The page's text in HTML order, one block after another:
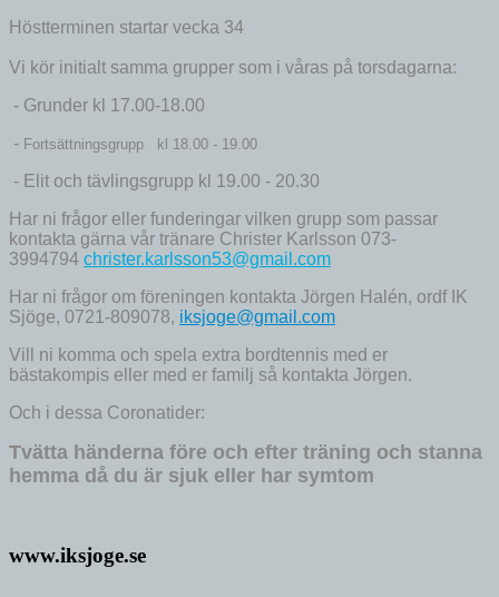
Höstterminen startar vecka 34
Vi kör initialt samma grupper som i våras på torsdagarna:
- Grunder kl 17.00-18.00
- Fortsättningsgrupp kl 18.00 - 19.00
- Elit och tävlingsgrupp kl 19.00 - 20.30
Har ni frågor eller funderingar vilken grupp som passar
kontakta gärna vår tränare Christer Karlsson 073-
3994794 christer.karlsson53@gmail.com
Har ni frågor om föreningen kontakta Jörgen Halén, ordf IK
Sjöge, 0721-809078, iksjoge@gmail.com
Vill ni komma och spela extra bordtennis med er
bästakompis eller med er familj så kontakta Jörgen.
Och i dessa Coronatider:
Tvätta händerna före och efter träning och stanna
hemma då du är sjuk eller har symtom
www.iksjoge.se